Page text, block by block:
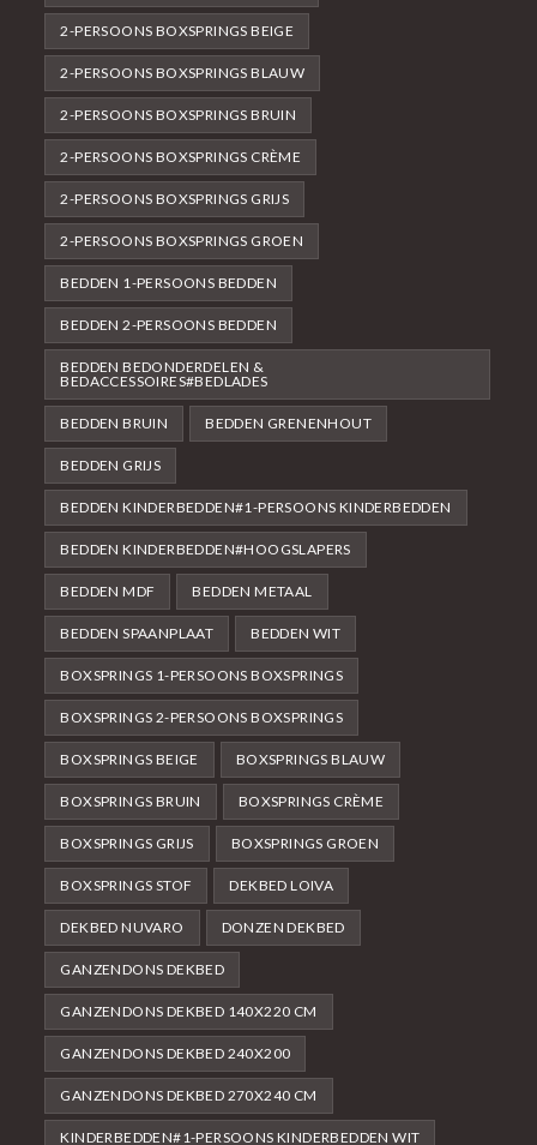
2-PERSOONS BOXSPRINGS BEIGE
2-PERSOONS BOXSPRINGS BLAUW
2-PERSOONS BOXSPRINGS BRUIN
2-PERSOONS BOXSPRINGS CRÈME
2-PERSOONS BOXSPRINGS GRIJS
2-PERSOONS BOXSPRINGS GROEN
BEDDEN 1-PERSOONS BEDDEN
BEDDEN 2-PERSOONS BEDDEN
BEDDEN BEDONDERDELEN &
BEDACCESSOIRES#BEDLADES
BEDDEN BRUIN BEDDEN GRENENHOUT
BEDDEN GRIJS
BEDDEN KINDERBEDDEN#1-PERSOONS KINDERBEDDEN
BEDDEN KINDERBEDDEN#HOOGSLAPERS
BEDDEN MDF BEDDEN METAAL
BEDDEN SPAANPLAAT BEDDEN WIT
BOXSPRINGS 1-PERSOONS BOXSPRINGS
BOXSPRINGS 2-PERSOONS BOXSPRINGS
BOXSPRINGS BEIGE BOXSPRINGS BLAUW
BOXSPRINGS BRUIN BOXSPRINGS CRÈME
BOXSPRINGS GRIJS BOXSPRINGS GROEN
BOXSPRINGS STOF DEKBED LOIVA
DEKBED NUVARO DONZEN DEKBED
GANZENDONS DEKBED
GANZENDONS DEKBED 140X220 CM
GANZENDONS DEKBED 240X200
GANZENDONS DEKBED 270X240 CM
KINDERBEDDEN#1-PERSOONS KINDERBEDDEN WIT